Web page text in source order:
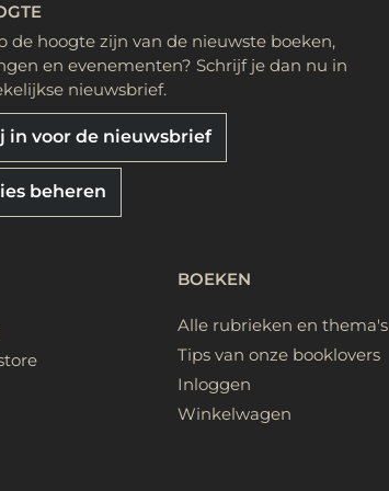
de hoogte zijn van de nieuwste boeken,
en evenementen? Schrijf je dan nu in
nieuwsbrief.
in voor de nieuwsbrief
beheren
BOEKEN
Alle rubrieken en thema's
Tips van onze booklovers
Inloggen
Winkelwagen